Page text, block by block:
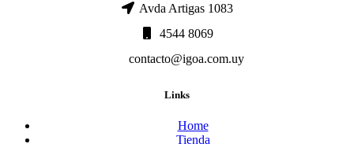
Avda Artigas 1083
4544 8069
contacto@igoa.com.uy
Links
Home
Tienda